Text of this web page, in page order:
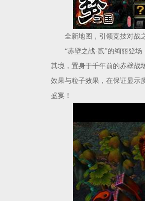
全新地图，引领竞技对战
“赤壁之战·贰”的绚丽登场
其境，置身于千年前的赤壁战
效果与粒子效果，在保证显示
盛宴！